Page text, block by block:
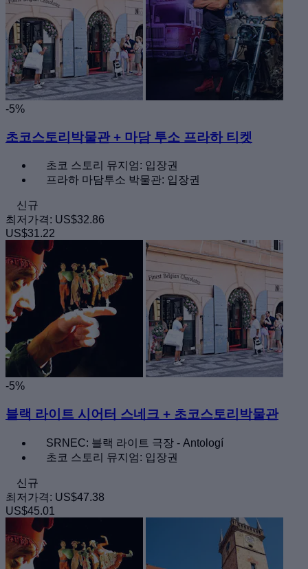
-5%
초코스토리박물관 + 마담 투소 프라하 티켓
초코 스토리 뮤지엄: 입장권
프라하 마담투소 박물관: 입장권
신규
최저가격: US$32.86
US$31.22
-5%
블랙 라이트 시어터 스네크 + 초코스토리박물관
SRNEC: 블랙 라이트 극장 - Antologí
초코 스토리 뮤지엄: 입장권
신규
최저가격: US$47.38
US$45.01